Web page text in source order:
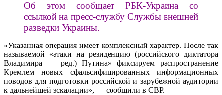
Об этом сообщает РБК-Украина со
ссылкой на пресс-службу Службы внешней
разведки Украины.
«Указанная операция имеет комплексный характер. После так
называемой «атаки на резиденцию (российского диктатора
Владимира — ред.) Путина» фиксируем распространение
Кремлем новых сфальсифицированных информационных
поводов для подготовки российской и зарубежной аудитории
к дальнейшей эскалации», — сообщили в СВР.